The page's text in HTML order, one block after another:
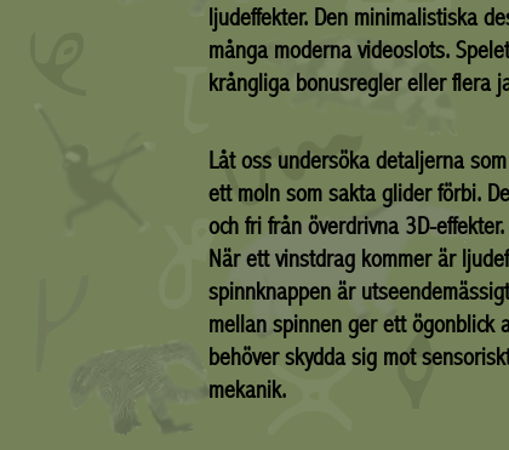
ljudeffekter. Den minimalistiska
många moderna videoslots.
krångliga bonusregler eller flera
Låt oss undersöka detaljerna
ett moln som sakta glider förbi.
och fri från överdrivna 3D-
När ett vinstdrag kommer är
spinnknappen är
mellan spinnen ger ett ögonblick
behöver skydda sig mot
mekanik.